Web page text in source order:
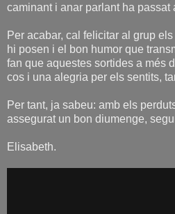
caminant i anar parlant ha passat
Per acabar, cal felicitar al grup
hi posen i el bon humor que
fan que aquestes sortides a més
cos i una alegria per els sentits,
Per tant, ja sabeu: amb els
assegurat un bon diumenge,
Elisabeth.